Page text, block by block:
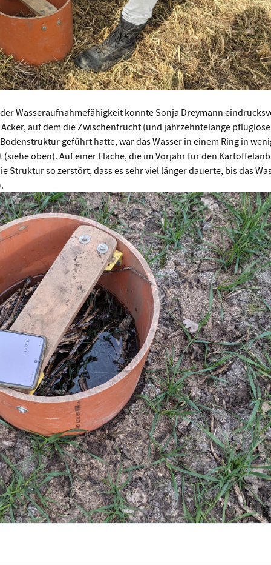
Wasseraufnahmefähigkeit konnte Sonja Dreymann
auf dem die Zwischenfrucht (und jahrzehntelange pfluglose
geführt hatte, war das Wasser in einem Ring in
(siehe oben). Auf einer Fläche, die im Vorjahr für den
Struktur so zerstört, dass es sehr viel länger dauerte, bis das